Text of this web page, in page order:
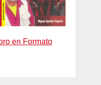
en Formato